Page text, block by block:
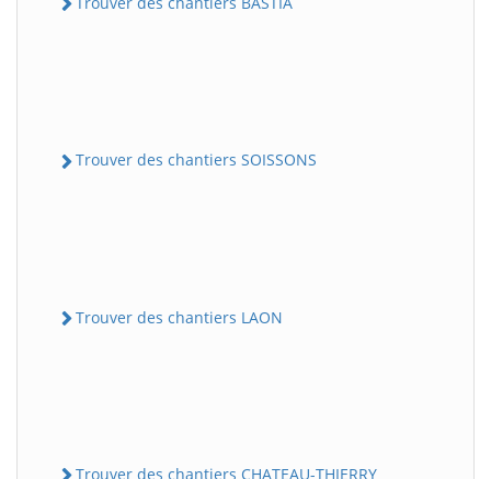
Trouver des chantiers SOISSONS
Trouver des chantiers LAON
Trouver des chantiers CHATEAU-THIERRY